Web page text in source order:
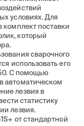
условиях. Для
комплект поставки
который
сварочного
использовать его
С помощью
автоматическом
лезвия в
статистику
лезвия.
от стандартной